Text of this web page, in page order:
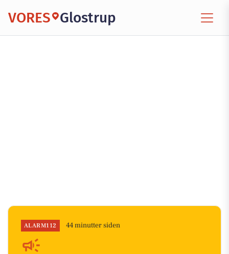
VORES Glostrup
ALARM112 44 minutter siden